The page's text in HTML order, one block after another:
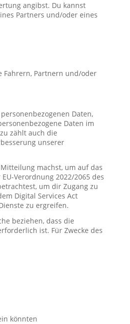
angibst. Du kannst
Partners und/oder eines
Fahrern, Partnern und/oder
Daten,
Daten im
zählt auch die
unserer
machst, um auf das
Verordnung 2022/2065 des
um dir Zugang zu
Digital Services Act
zu ergreifen.
beziehen, dass die
ist. Für Zwecke des
könnten